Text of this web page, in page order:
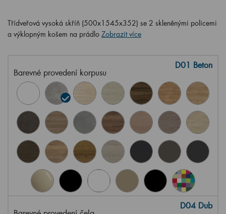
Třídveřová vysoká skříň (500x1545x352) se 2 skleněnými policemi
a výklopným košem na prádlo Zobrazit více
Barevné provedení korpusu
D01 Beton
D04 Dub